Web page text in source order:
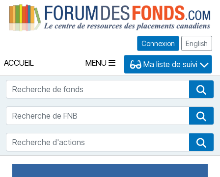
Connexion English
ACCUEIL MENU Ma liste de suivi
Recherche de fonds
Recherche de FNB
Recherche d'actions